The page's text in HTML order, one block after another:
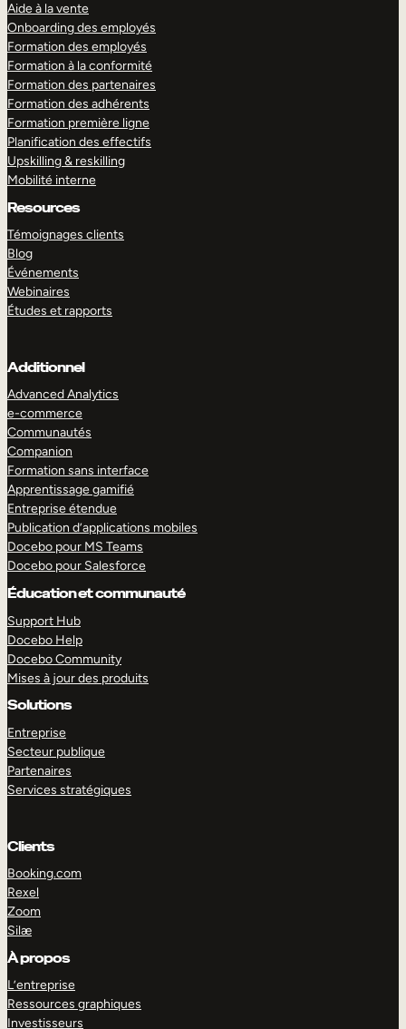
Aide à la vente
Onboarding des employés
Formation des employés
Formation à la conformité
Formation des partenaires
Formation des adhérents
Formation première ligne
Planification des effectifs
Upskilling & reskilling
Mobilité interne
Resources
Témoignages clients
Blog
Événements
Webinaires
Études et rapports
Additionnel
Advanced Analytics
e-commerce
Communautés
Companion
Formation sans interface
Apprentissage gamifié
Entreprise étendue
Publication d’applications mobiles
Docebo pour MS Teams
Docebo pour Salesforce
Éducation et communauté
Support Hub
Docebo Help
Docebo Community
Mises à jour des produits
Solutions
Entreprise
Secteur publique
Partenaires
Services stratégiques
Clients
Booking.com
Rexel
Zoom
Silæ
À propos
L’entreprise
Ressources graphiques
Investisseurs